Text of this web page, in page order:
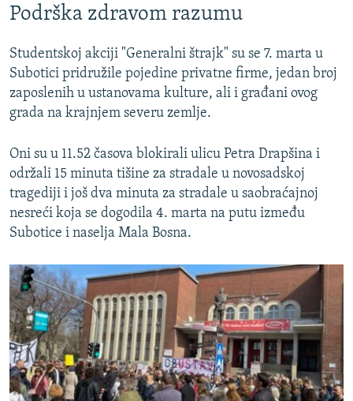
Podrška zdravom razumu
Studentskoj akciji "Generalni štrajk" su se 7. marta u
Subotici pridružile pojedine privatne firme, jedan broj
zaposlenih u ustanovama kulture, ali i građani ovog
grada na krajnjem severu zemlje.
Oni su u 11.52 časova blokirali ulicu Petra Drapšina i
održali 15 minuta tišine za stradale u novosadskoj
tragediji i još dva minuta za stradale u saobraćajnoj
nesreći koja se dogodila 4. marta na putu između
Subotice i naselja Mala Bosna.